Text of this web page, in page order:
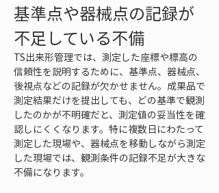
基準点や器械点の記録が
不足している不備
TS出来形管理では、測定した座標や標高の
信頼性を説明するために、基準点、器械点、
後視点などの記録が欠かせません。成果品で
測定結果だけを提出しても、どの基準で観測
したのかが不明確だと、測定値の妥当性を確
認しにくくなります。特に複数日にわたって
測定した現場や、器械点を移動しながら測定
した現場では、観測条件の記録不足が大きな
不備になります。